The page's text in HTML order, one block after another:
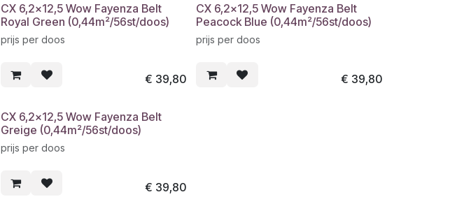
CX 6,2x12,5 Wow Fayenza Belt
Royal Green (0,44m²/56st/doos)
prijs per doos
€ 39,80
CX 6,2x12,5 Wow Fayenza Belt
Peacock Blue (0,44m²/56st/doos)
prijs per doos
€ 39,80
CX 6,2x12,5 Wow Fayenza Belt
Greige (0,44m²/56st/doos)
prijs per doos
€ 39,80